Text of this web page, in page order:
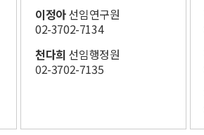
이정아선임연구원
02-3702-7134​
천다희 ​ 선임행정원​
02-3702-7135